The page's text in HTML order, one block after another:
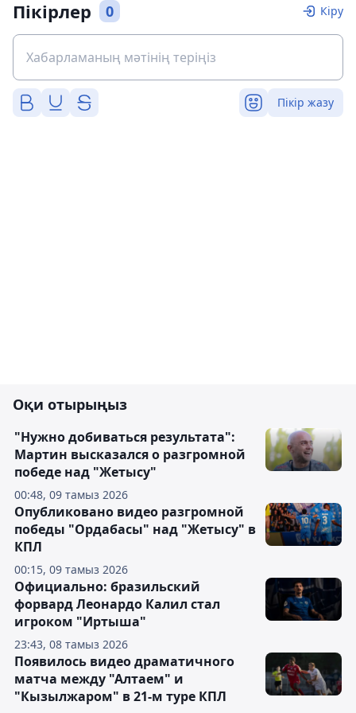
Пікірлер 0 Кіру
Пікір жазу
Оқи отырыңыз
00:48, 09 тамыз 2026
"Нужно добиваться результата":
Мартин высказался о разгромной
победе над "Жетысу"
00:15, 09 тамыз 2026
Опубликовано видео разгромной
победы "Ордабасы" над "Жетысу" в
КПЛ
23:43, 08 тамыз 2026
Официально: бразильский
форвард Леонардо Калил стал
игроком "Иртыша"
Появилось видео драматичного
матча между "Алтаем" и
"Кызылжаром" в 21-м туре КПЛ